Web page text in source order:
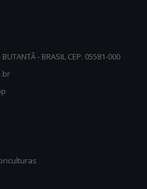
- BRASIL CEP. 05581-000